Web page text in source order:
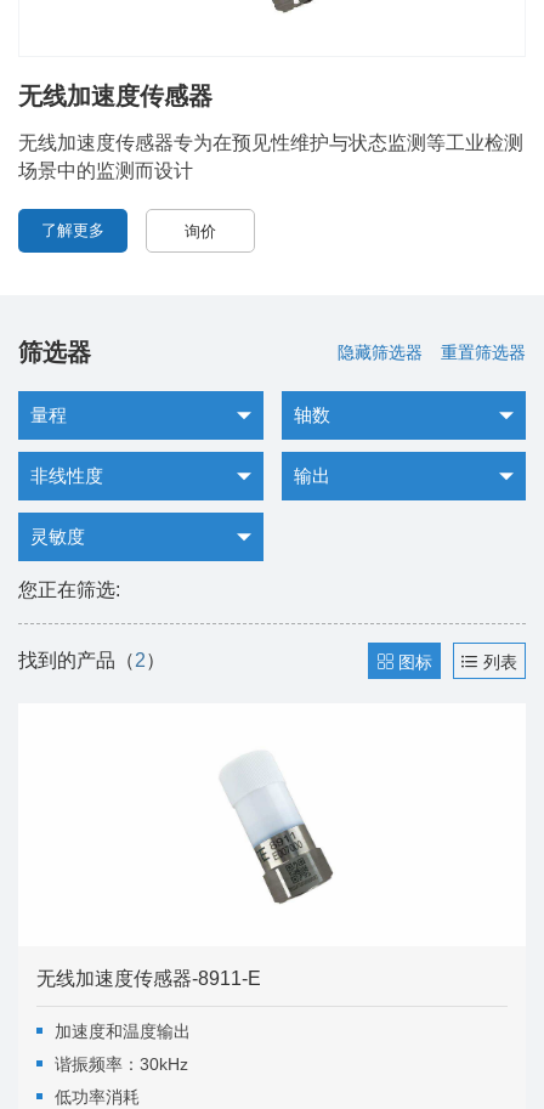
无线加速度传感器
无线加速度传感器专为在预见性维护与状态监测等工业检测
场景中的监测而设计
了解更多 询价
筛选器 隐藏筛选器 重置筛选器
量程 轴数
非线性度 输出
灵敏度
您正在筛选:
找到的产品（2） 图标 列表
无线加速度传感器-8911-E
加速度和温度输出
谐振频率：30kHz
低功率消耗